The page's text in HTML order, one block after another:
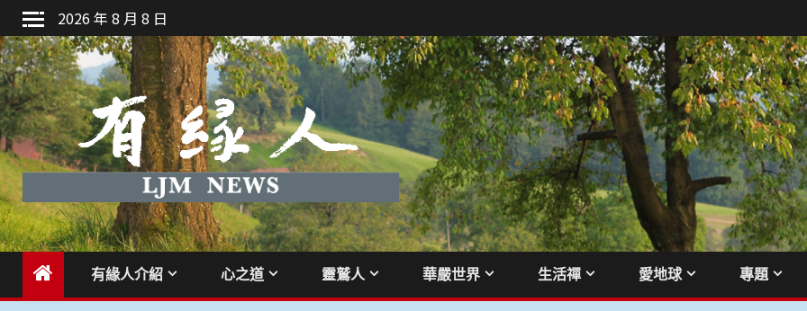
Skip
to
content
2026 年 8 月 8 日
有緣人介紹 心之道 靈鷲人 華嚴世界 生活禪 愛地球 專題